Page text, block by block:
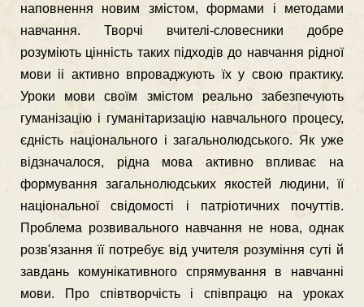
наповнення новим змістом, формами і методами
навчання. Творчі вчителі-словесники добре
розуміють цінність таких підходів до навчання рідної
мови іі активно впроваджують їх у свою практику.
Уроки мови своїм змістом реально забезпечують
гуманізацію і гуманітаризацію навчального процесу,
єдність національного і загаль­нолюдського. Як уже
відзначалося, рідна мова активно впливає на
формування загальнолюдських якостей людини, її
національної свідомості і патріотичних почуттів.
Проблема розвивального навчання не нова, однак
розв'язання її потребує від учителя розуміння суті й
завдань комунікативного спрямування в навчанні
мови. Про співтворчість і співпрацю на уроках